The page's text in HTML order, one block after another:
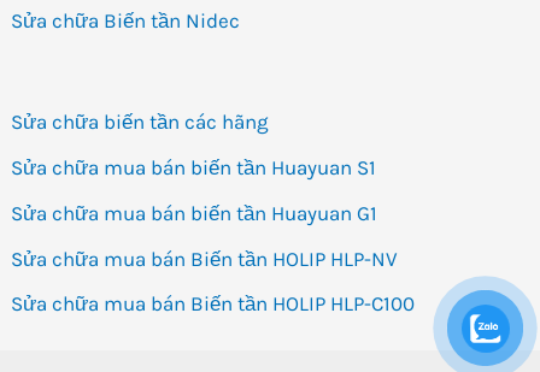
Sửa chữa Biến tần Nidec
Sửa chữa biến tần các hãng
Sửa chữa mua bán biến tần Huayuan S1
Sửa chữa mua bán biến tần Huayuan G1
Sửa chữa mua bán Biến tần HOLIP HLP-NV
Sửa chữa mua bán Biến tần HOLIP HLP-C100